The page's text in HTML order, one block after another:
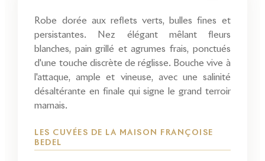
Robe dorée aux reflets verts, bulles fines et
persistantes. Nez élégant mêlant fleurs
blanches, pain grillé et agrumes frais, ponctués
d'une touche discrète de réglisse. Bouche vive à
l'attaque, ample et vineuse, avec une salinité
désaltérante en finale qui signe le grand terroir
marnais.
LES CUVÉES DE LA MAISON FRANÇOISE
BEDEL